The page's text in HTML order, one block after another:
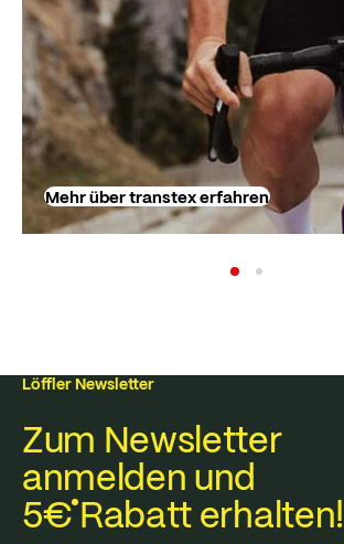
Mehr über transtex erfahren
Löffler Newsletter
Zum Newsletter
anmelden und
5€Rabatt erhalten!